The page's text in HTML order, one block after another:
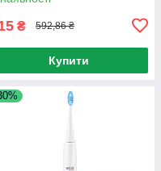
₴ 592,86 ₴
Купити